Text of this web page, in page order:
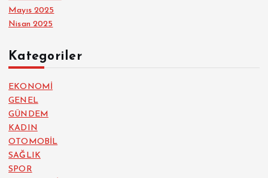
Mayıs 2025
Nisan 2025
Kategoriler
EKONOMİ
GENEL
GÜNDEM
KADIN
OTOMOBİL
SAĞLIK
SPOR